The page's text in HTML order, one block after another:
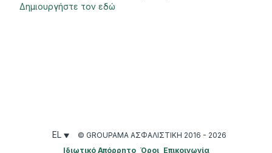
Δημιουργήστε τον εδώ
EL
© GROUPAMA ΑΣΦΑΛΙΣΤΙΚΉ 2016 - 2026
Ιδιωτικό Απόρρητο Όροι Επικοινωνία